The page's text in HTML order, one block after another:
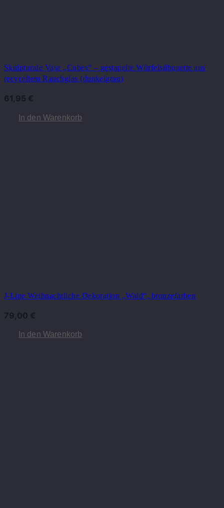
Skulpturale Vase „Cubes“ – gestapelte Würfelsilhouette aus
recyceltem Rauchglas (dunkelgrau)
61,95 €
In den Warenkorb
J-Line Weihnachtliche Dekoration „Wald“, bronzefarben
79,00 €
In den Warenkorb